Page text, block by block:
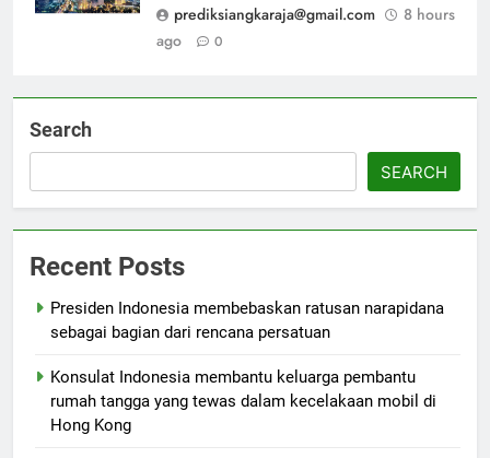
prediksiangkaraja@gmail.com
8 hours
ago
0
Search
SEARCH
Recent Posts
Presiden Indonesia membebaskan ratusan narapidana
sebagai bagian dari rencana persatuan
Konsulat Indonesia membantu keluarga pembantu
rumah tangga yang tewas dalam kecelakaan mobil di
Hong Kong